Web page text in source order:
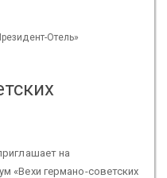
Отель»
на
«Вехи германо-советских